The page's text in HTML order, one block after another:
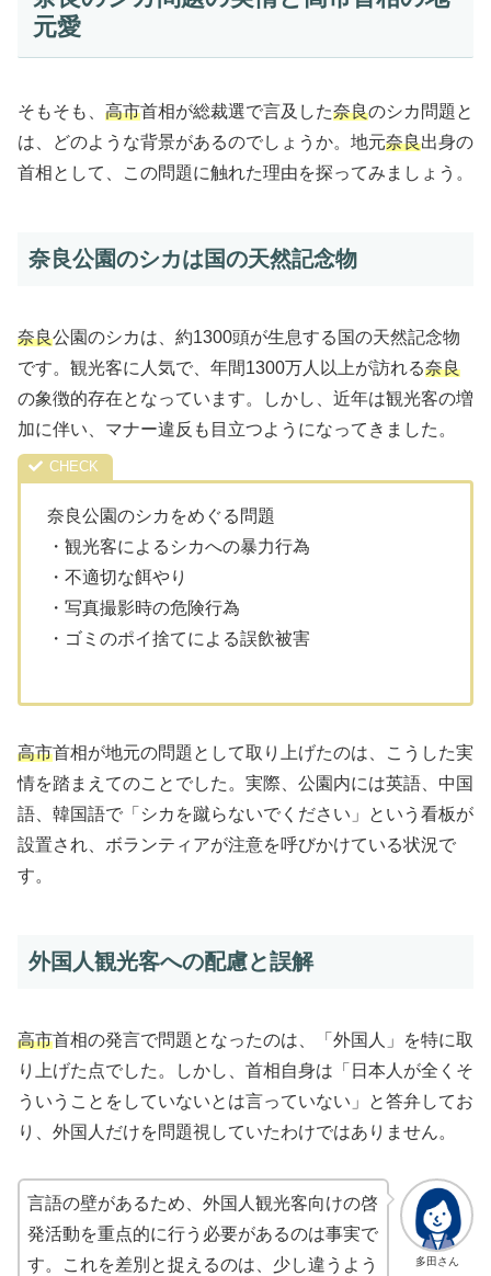
元愛
そもそも、 高市首相が総裁選で言及した奈良のシカ問題と
は、どのような背景があるのでしょうか。地元奈良出身の
首相として、この問題に触れた理由を探ってみましょう。
奈良公園のシカは国の天然記念物
奈良公園のシカは、約1300頭が生息する国の天然記念物
です。観光客に人気で、年間1300万人以上が訪れる奈良
の象徴的存在となっています。しかし、近年は観光客の増
加に伴い、マナー違反も目立つようになってきました。
奈良公園のシカをめぐる問題
・観光客によるシカへの暴力行為
・不適切な餌やり
・写真撮影時の危険行為
・ゴミのポイ捨てによる誤飲被害
高市首相が地元の問題として取り上げたのは、こうした実
情を踏まえてのことでした。実際、公園内には英語、中国
語、韓国語で「シカを蹴らないでください」という看板が
設置され、ボランティアが注意を呼びかけている状況で
す。
外国人観光客への配慮と誤解
高市首相の発言で問題となったのは、「外国人」を特に取
り上げた点でした。しかし、首相自身は「日本人が全くそ
ういうことをしていないとは言っていない」と答弁してお
り、外国人だけを問題視していたわけではありません。
多田さん
言語の壁があるため、外国人観光客向けの啓
発活動を重点的に行う必要があるのは事実で
す。これを差別と捉えるのは、少し違うよう